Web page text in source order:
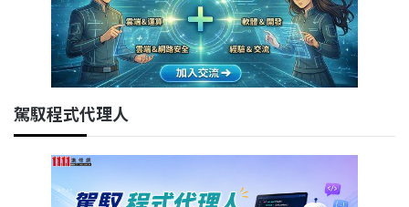
駕馭程式代理人